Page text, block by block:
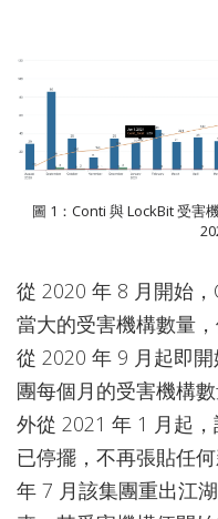
圖 1：Conti 與 LockBit 受害
從 2020 年 8 月開始
當大的受害機構數量
從 2020 年 9 月起即
團每個月的受害機構
外從 2021 年 1 月起
已停擺，不再張貼任
年 7 月該集團重出江